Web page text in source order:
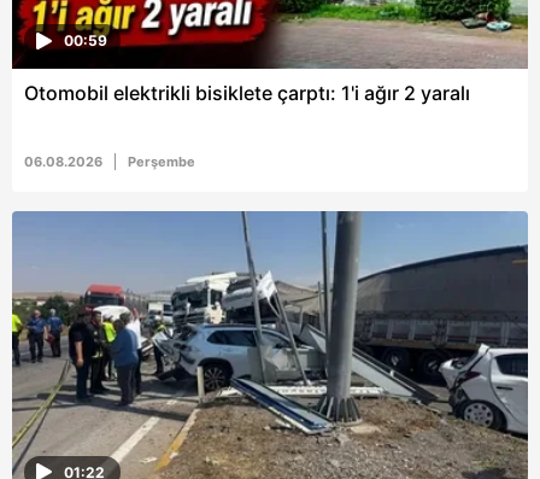
00:59
Otomobil elektrikli bisiklete çarptı: 1'i ağır 2 yaralı
06.08.2026 Perşembe
01:22